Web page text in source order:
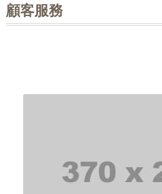
顧客服務